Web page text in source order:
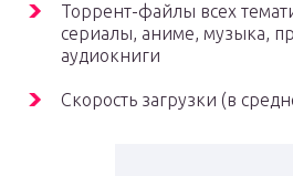
Торрент-файлы всех
сериалы, аниме, музыка,
аудиокниги
Скорость загрузки (в